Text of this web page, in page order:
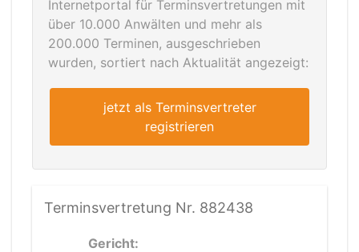
Internetportal für Terminsvertretungen mit
über 10.000 Anwälten und mehr als
200.000 Terminen, ausgeschrieben
wurden, sortiert nach Aktualität angezeigt:
jetzt als Terminsvertreter
registrieren
Terminsvertretung Nr. 882438
Gericht: